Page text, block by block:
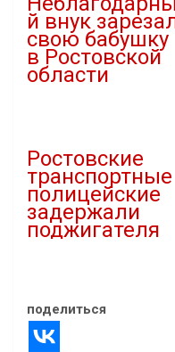
й внук
свою бабушку
в Ростовской
области
Ростовские
транспортные
полицейские
задержали
поджигателя
поделиться